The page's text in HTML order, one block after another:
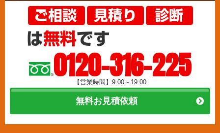
0120-316-225
【営業時間】9:00～19:00
無料お見積依頼